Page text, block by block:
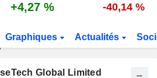
+4,27 % -40,14 %
Graphiques Actualités
Global Limited